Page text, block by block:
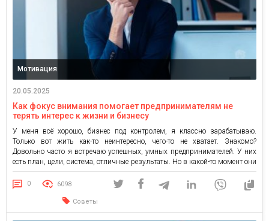
Мотивация
20.05.2025
Как фокус внимания помогает предпринимателям не
терять интерес к жизни и бизнесу
У меня всё хорошо, бизнес под контролем, я классно зарабатываю.
Только вот жить как-то неинтересно, чего-то не хватает. Знакомо?
Довольно часто я встречаю успешных, умных предпринимателей. У них
есть план, цели, система, отличные результаты. Но в какой-то момент они
говорят: «Всё идёт правильно, но почему-то не радует»Самое неприятное
здесь то, что со стороны всё выглядит […]
0 6098
Советы